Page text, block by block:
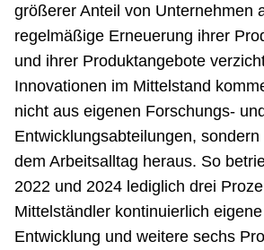
größerer Anteil von Unternehmen
regelmäßige Erneuerung ihrer
und ihrer Produktangebote
Innovationen im Mittelstand
nicht aus eigenen Forschungs-
Entwicklungsabteilungen,
dem Arbeitsalltag heraus. So
2022 und 2024 lediglich drei
Mittelständler kontinuierlich
Entwicklung und weitere sechs